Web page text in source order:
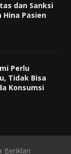
dan Sanksi
Hina Pasien
Perlu
Tidak Bisa
Konsumsi
Beriklan